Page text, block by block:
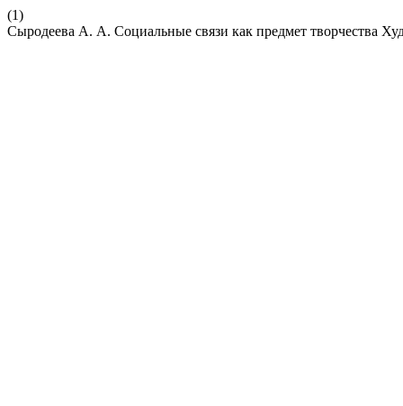
(1)
Сыродеева А. А. Социальные связи как предмет творчества